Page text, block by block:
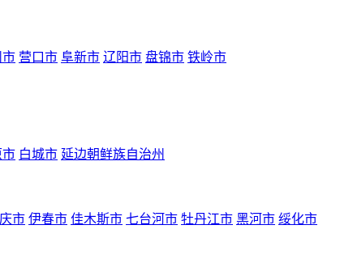
市 营口市 阜新市 辽阳市 盘锦市 铁岭市
市 白城市 延边朝鲜族自治州
市 伊春市 佳木斯市 七台河市 牡丹江市 黑河市 绥化市